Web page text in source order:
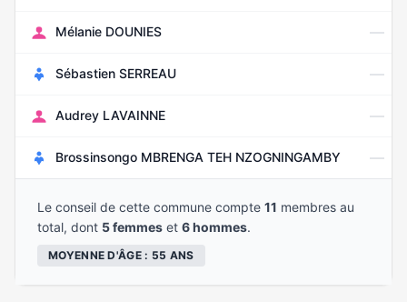
Mélanie DOUNIES —
Sébastien SERREAU —
Audrey LAVAINNE —
Brossinsongo MBRENGA TEH NZOGNINGAMBY —
Le conseil de cette commune compte 11 membres au
total, dont 5 femmes et 6 hommes.
MOYENNE D'ÂGE : 55 ANS